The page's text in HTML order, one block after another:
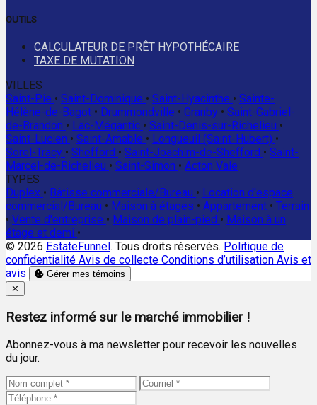
OUTILS
CALCULATEUR DE PRÊT HYPOTHÉCAIRE
TAXE DE MUTATION
VILLES
Saint-Pie • Saint-Dominique • Saint-Hyacinthe • Sainte-
Hélène-de-Bagot • Drummondville • Granby • Saint-Gabriel-
de-Brandon • Lac-Mégantic • Saint-Denis-sur-Richelieu •
Saint-Lucien • Saint-Amable • Longueuil (Saint-Hubert) •
Sorel-Tracy • Shefford • Saint-Joachim-de-Shefford • Saint-
Marcel-de-Richelieu • Saint-Simon • Acton Vale
TYPES
Duplex • Bâtisse commerciale/Bureau • Location d'espace
commercial/Bureau • Maison à étages • Appartement • Terrain
• Vente d'entreprise • Maison de plain-pied • Maison à un
étage et demi •
© 2026 EstateFunnel. Tous droits réservés. Politique de
confidentialité Avis de collecte Conditions d’utilisation Avis et
avis
Gérer mes témoins
Close
✕
Restez informé sur le marché immobilier !
Abonnez-vous à ma newsletter pour recevoir les nouvelles
du jour.